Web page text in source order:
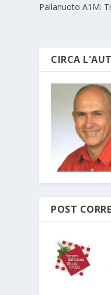
Pallanuoto A1M:
CIRCA
POST